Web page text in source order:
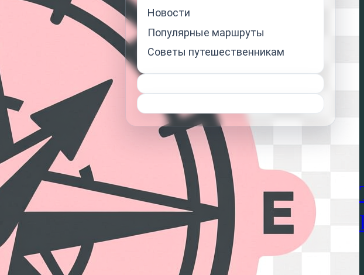
Новости
Популярные маршруты
Советы путешественникам